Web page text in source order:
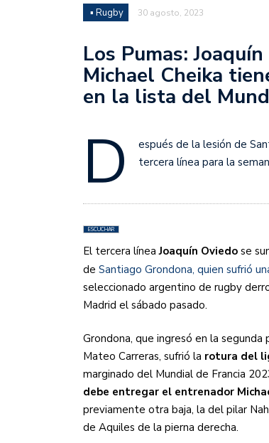
Sudamericana
Empieza el
▪ Rugby 30 agosto, 2023
Los Pumas:
Michael Cheika
en la lista del
D
espués de la lesión de
tercera línea para la
ESCUCHAR
El tercera líneaJoaquín Oviedo se
de Santiago Grondona, quien sufrió
seleccionado argentino de rugby
Madrid el sábado pasado.
Grondona, que ingresó en la
Mateo Carreras, sufrió la rotura del
marginado del Mundial de Francia
debe entregar el entrenador
previamente otra baja, la del pilar
de Aquiles de la pierna derecha.